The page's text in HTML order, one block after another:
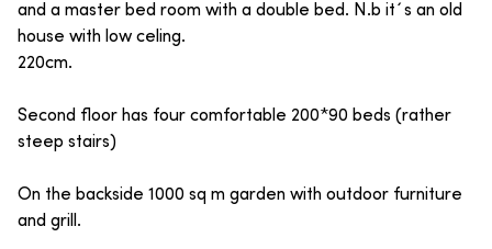
and a master bed room with a double bed. N.b it´s an old
house with low celing.
220cm.
Second floor has four comfortable 200*90 beds (rather
steep stairs)
On the backside 1000 sq m garden with outdoor furniture
and grill.